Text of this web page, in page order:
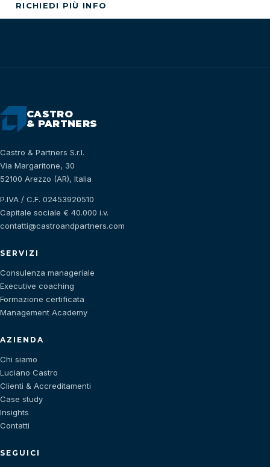
RICHIEDI PIÙ INFO
CASTRO
& PARTNERS
Castro & Partners S.r.l.
Via Margaritone, 30
52100 Arezzo (AR), Italia
P.IVA / C.F. 02453920510
Capitale sociale € 40.000 i.v.
contatti@castroandpartners.com
SERVIZI
Consulenza manageriale
Executive coaching
Formazione certificata
Management Academy
AZIENDA
Chi siamo
Luciano Castro
Clienti & Accreditamenti
Case study
Insights
Contatti
SEGUICI